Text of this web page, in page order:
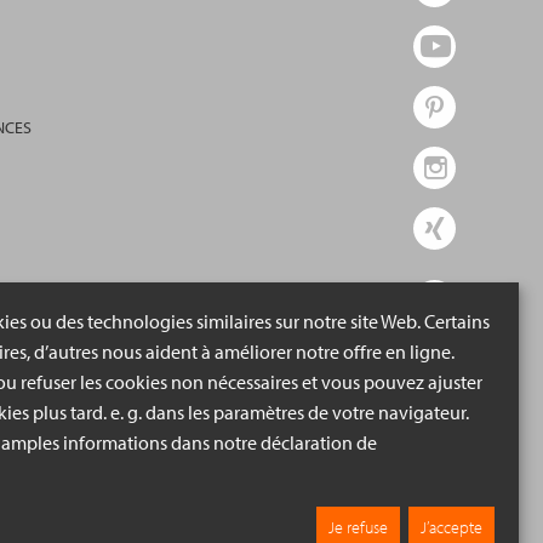
ou des technologies similaires sur notre site Web. Certains
d’autres nous aident à améliorer notre offre en ligne.
refuser les cookies non nécessaires et vous pouvez ajuster
plus tard. e. g. dans les paramètres de votre navigateur.
informations dans notre déclaration de
Je refuse J’accepte